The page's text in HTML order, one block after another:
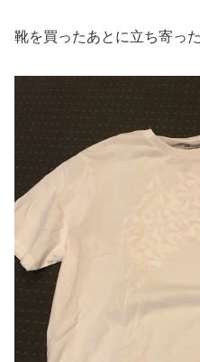
靴を買ったあとに立ち寄っ